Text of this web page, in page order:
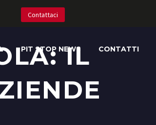
Contattaci
PIT STOP NEWS CONTATTI
IL